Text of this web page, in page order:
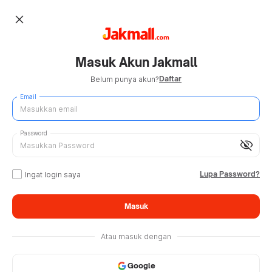
close
Masuk Akun Jakmall
Belum punya akun?Daftar
Email
visibility_off
Password
Ingat login saya Lupa Password?
Masuk
Atau masuk dengan
Google